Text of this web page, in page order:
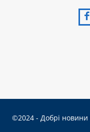
©2024 - Добрі новини